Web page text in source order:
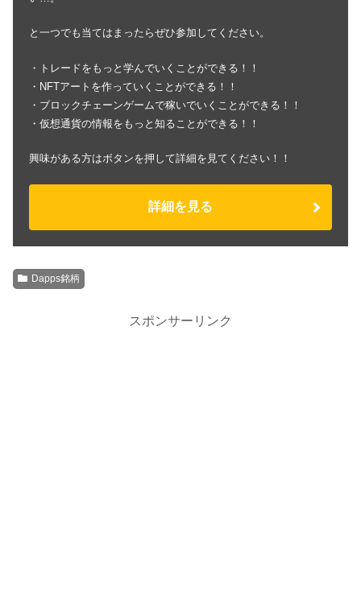
と一つでも当てはまったらぜひ参加してください。
・トレードをもっと学んでいくことができる！！
・NFTアートを作っていくことができる！！
・ブロックチェーンゲームで稼いでいくことができる！！
・仮想通貨の情報をもっと知ることができる！！
興味がある方はボタンを押して詳細を見てください！！
詳細を見る
Dapps銘柄
スポンサーリンク